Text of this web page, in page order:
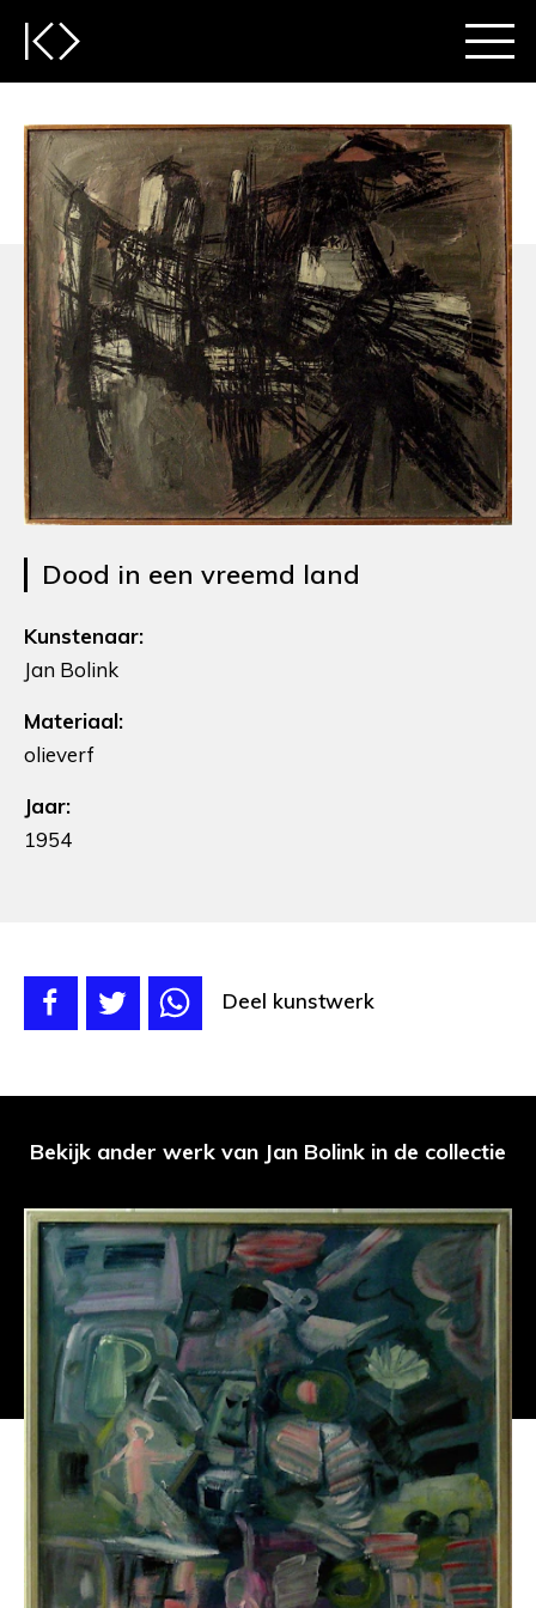
Dood in een vreemd land
Kunstenaar:
Jan Bolink
Materiaal:
olieverf
Jaar:
1954
Deel kunstwerk
Bekijk ander werk van Jan Bolink in de collectie